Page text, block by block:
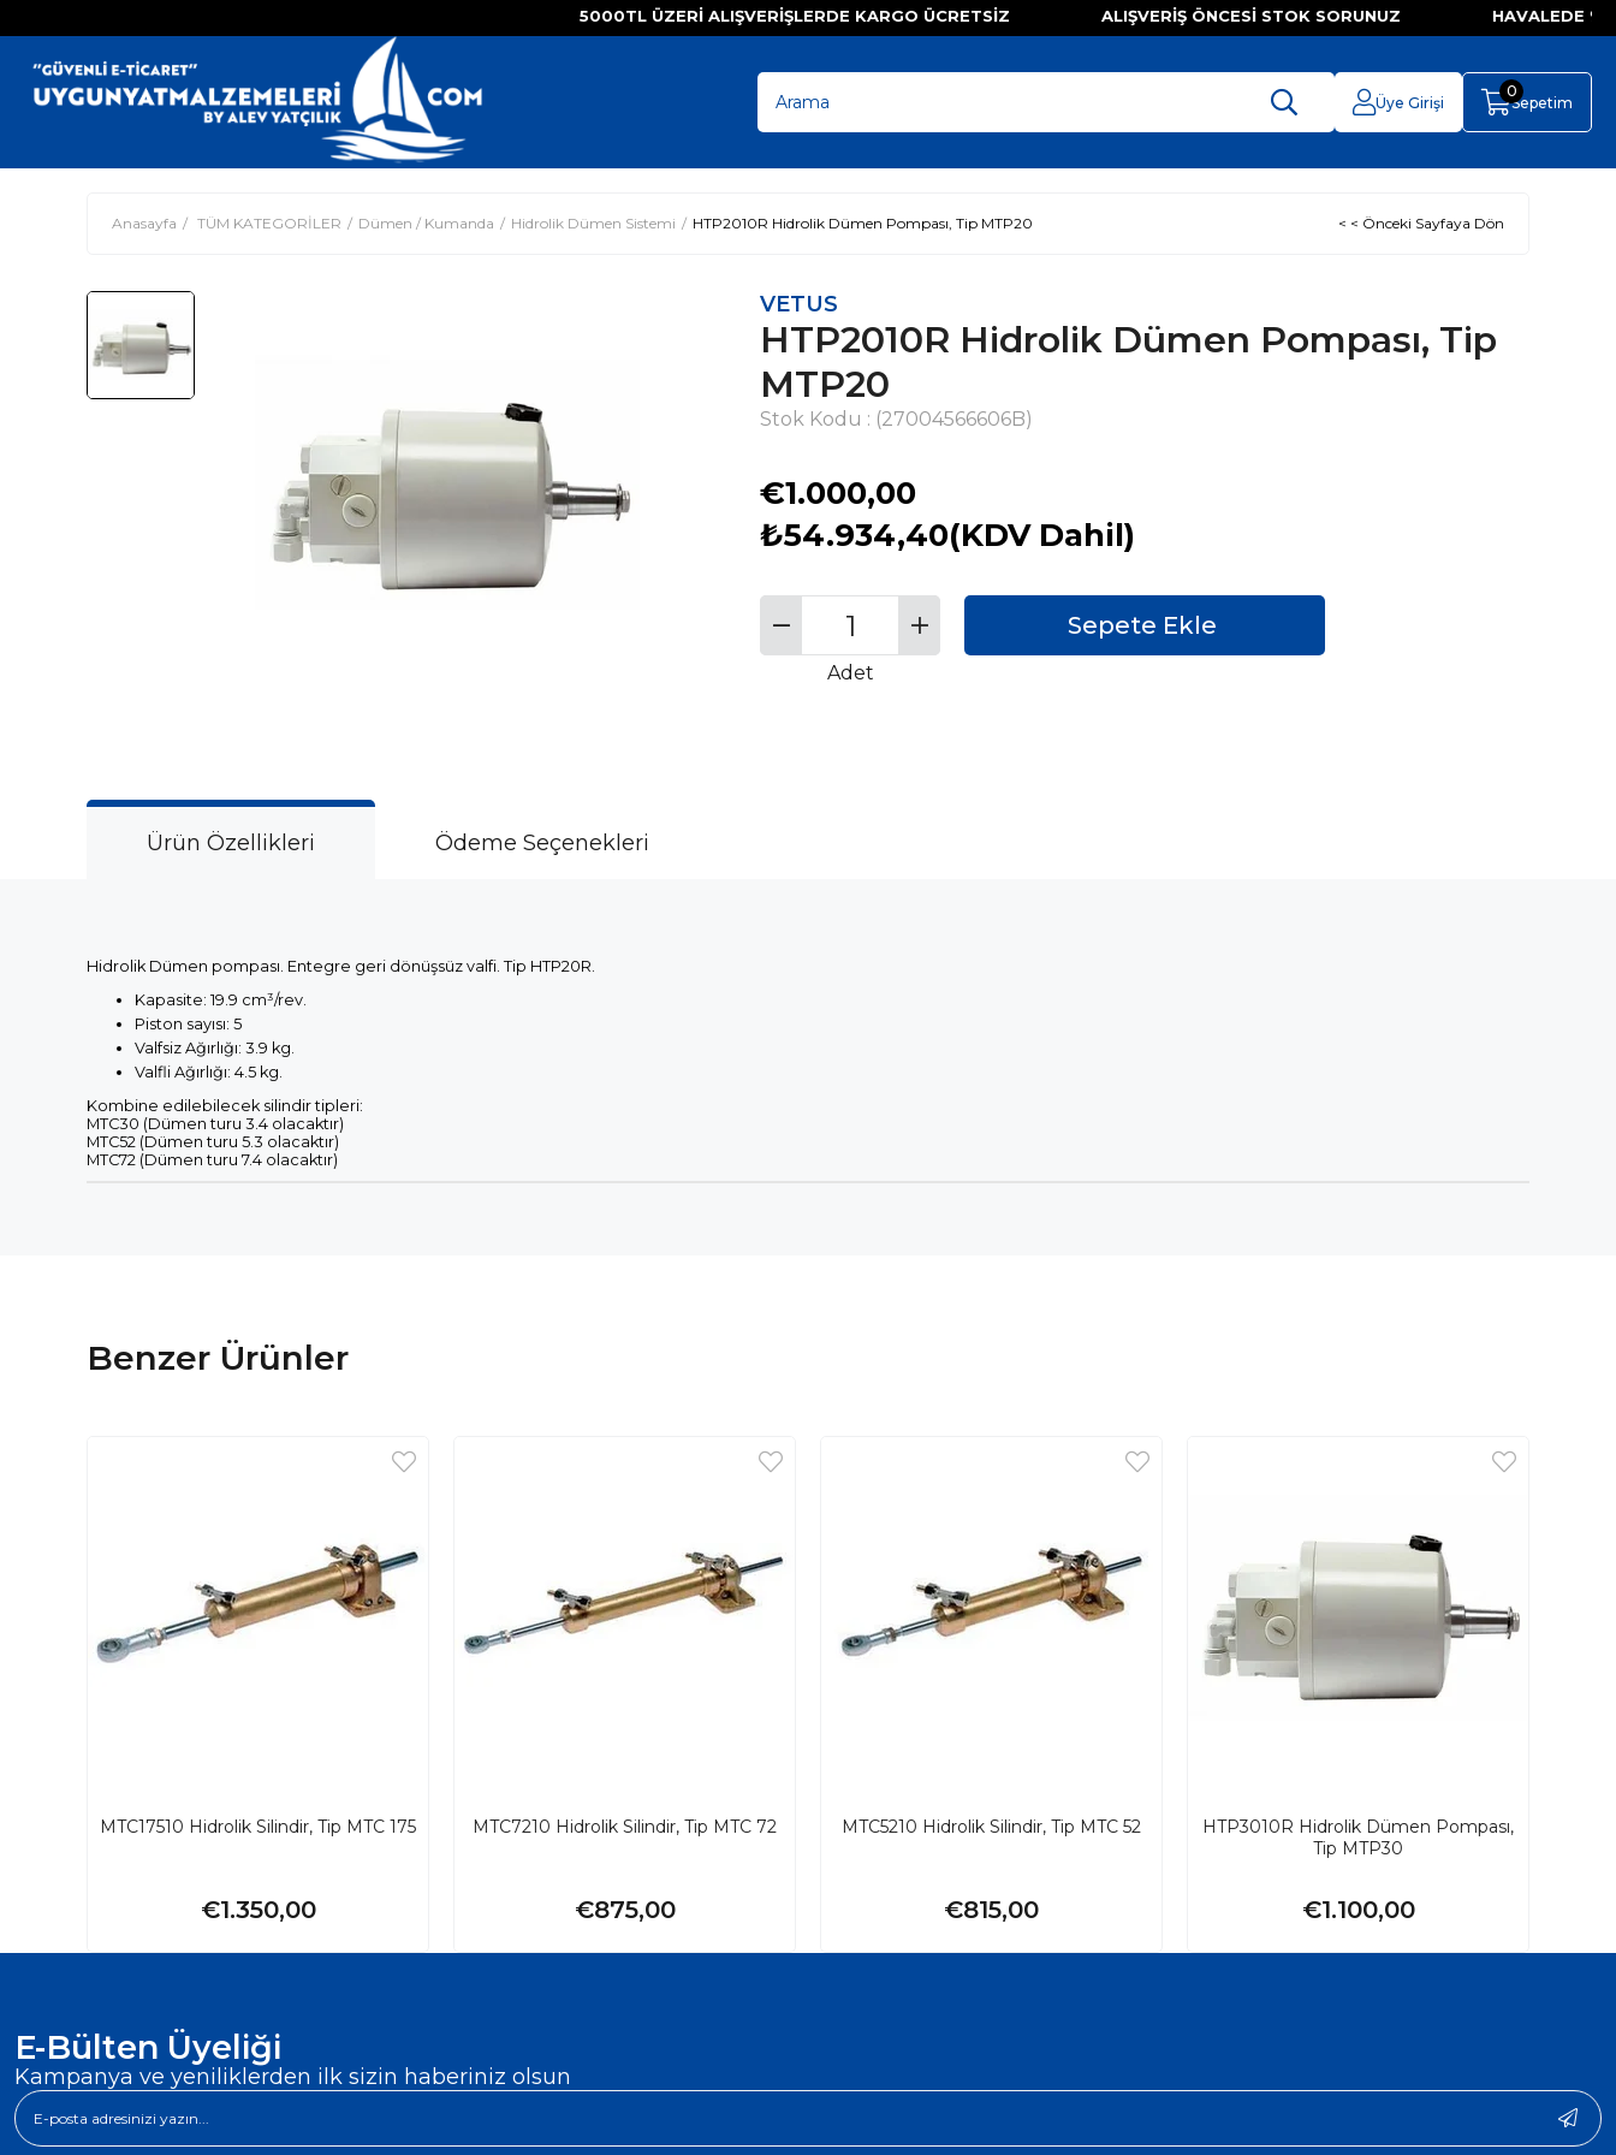
5000TL ÜZERI ALIŞVERIŞLERDE KARGO ÜCRETSIZ ALIŞVERIŞ ÖNCESI STOK SORUNUZ
Üye Girişi Sepetim
0
Anasayfa TÜM KATEGORİLER Dümen / Kumanda Hidrolik Dümen Sistemi HTP2010R Hidrolik Dümen Pompası, Tip MTP20 < < Önceki Sayfaya Dön
VETUS
HTP2010R Hidrolik Dümen Pompası, Tip
MTP20
Stok Kodu (27004566606B)
€1.000,00
₺54.934,40(KDV Dahil)
Adet
Ürün Özellikleri Ödeme Seçenekleri
Hidrolik Dümen pompası. Entegre geri dönüşsüz valfi. Tip HTP20R.
Kapasite: 19.9 cm³/rev.
Piston sayısı: 5
Valfsiz Ağırlığı: 3.9 kg.
Valfli Ağırlığı: 4.5 kg.
Kombine edilebilecek silindir tipleri:
MTC30 (Dümen turu 3.4 olacaktır)
MTC52 (Dümen turu 5.3 olacaktır)
MTC72 (Dümen turu 7.4 olacaktır)
Benzer Ürünler
MTC17510 Hidrolik Silindir, Tip MTC 175
€1.350,00
MTC7210 Hidrolik Silindir, Tip MTC 72
€875,00
MTC5210 Hidrolik Silindir, Tip MTC 52
€815,00
HTP3010R Hidrolik Dümen Pompası,
Tip MTP30
€1.100,00
E-Bülten Üyeliği
Kampanya ve yeniliklerden ilk sizin haberiniz olsun